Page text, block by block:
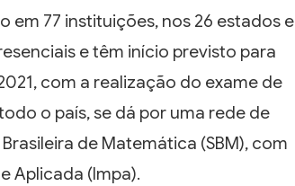
em 77 instituições, nos 26 estados e
e têm início previsto para
com a realização do exame de
o país, se dá por uma rede de
de Matemática (SBM), com
Aplicada (Impa).